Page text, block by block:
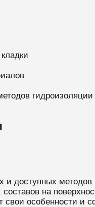
гидроизоляции
доступных
составов на
свои особенности и